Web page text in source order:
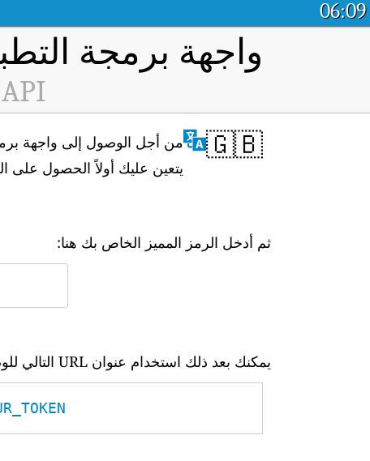
06:09
واجهة برمجة
🇬🇧
يتعين عليك أولاً الحصول على
ثم أدخل الرمز المميز الخاص بك هنا:
يمكنك بعد ذلك استخدام عنوان URL التالي للوصول إلى البيانات في الوقت الفعلي: